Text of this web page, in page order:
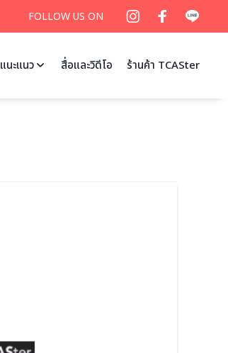
FOLLOW US ON
แนะแนว สื่อและวิดีโอ ร้านค้า TCASter